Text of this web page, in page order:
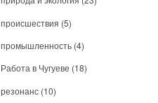
происшествия (5)
промышленность (4)
Работа в Чугуеве (18)
резонанс (10)